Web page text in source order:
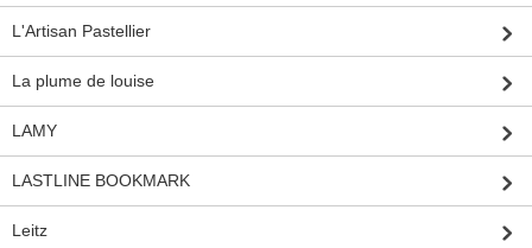
L'Artisan Pastellier
La plume de louise
LAMY
LASTLINE BOOKMARK
Leitz